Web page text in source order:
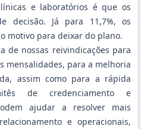
e laboratórios é que os
decisão. Já para 11,7%, os
motivo para deixar do plano.
de nossas reivindicações para
mensalidades, para a melhoria
assim como para a rápida
de credenciamento e
ajudar a resolver mais
e operacionais,